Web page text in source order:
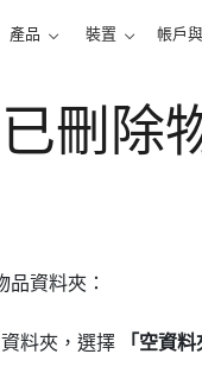
產品 裝置 帳戶
刪除
資料夾：
資料夾，選擇 「空資